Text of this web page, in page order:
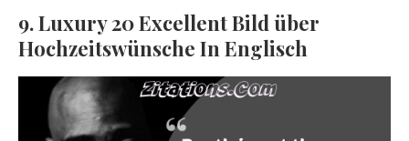
9. Luxury 20 Excellent Bild über
Hochzeitswünsche In Englisch